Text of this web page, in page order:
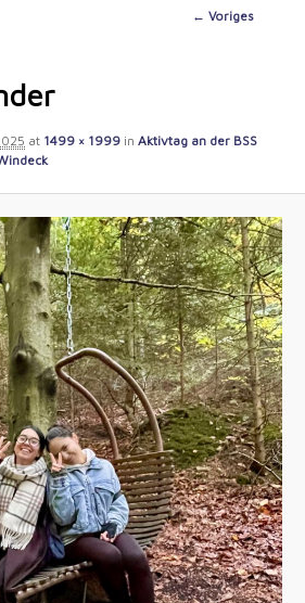
Image
← Voriges
at 1499 × 1999 inAktivtag an der BSS